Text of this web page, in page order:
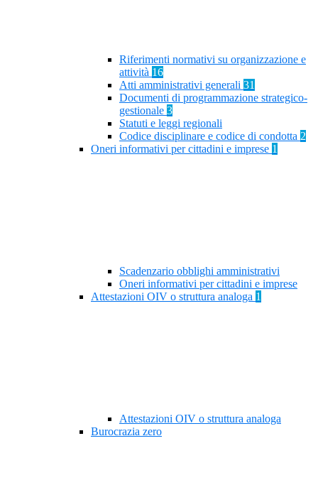
Riferimenti normativi su organizzazione e
attività 16
Atti amministrativi generali 31
Documenti di programmazione strategico-
gestionale 3
Statuti e leggi regionali
Codice disciplinare e codice di condotta 2
Oneri informativi per cittadini e imprese 1
Scadenzario obblighi amministrativi
Oneri informativi per cittadini e imprese
Attestazioni OIV o struttura analoga 1
Attestazioni OIV o struttura analoga
Burocrazia zero